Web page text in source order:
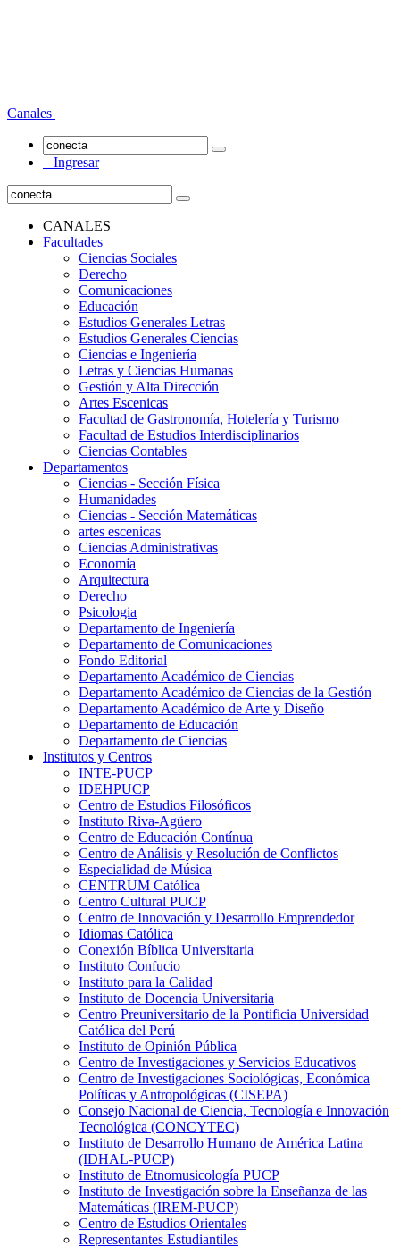
Canales
Ingresar
CANALES
Facultades
Ciencias Sociales
Derecho
Comunicaciones
Educación
Estudios Generales Letras
Estudios Generales Ciencias
Ciencias e Ingeniería
Letras y Ciencias Humanas
Gestión y Alta Dirección
Artes Escenicas
Facultad de Gastronomía, Hotelería y Turismo
Facultad de Estudios Interdisciplinarios
Ciencias Contables
Departamentos
Ciencias - Sección Física
Humanidades
Ciencias - Sección Matemáticas
artes escenicas
Ciencias Administrativas
Economía
Arquitectura
Derecho
Psicologia
Departamento de Ingeniería
Departamento de Comunicaciones
Fondo Editorial
Departamento Académico de Ciencias
Departamento Académico de Ciencias de la Gestión
Departamento Académico de Arte y Diseño
Departamento de Educación
Departamento de Ciencias
Institutos y Centros
INTE-PUCP
IDEHPUCP
Centro de Estudios Filosóficos
Instituto Riva-Agüero
Centro de Educación Contínua
Centro de Análisis y Resolución de Conflictos
Especialidad de Música
CENTRUM Católica
Centro Cultural PUCP
Centro de Innovación y Desarrollo Emprendedor
Idiomas Católica
Conexión Bíblica Universitaria
Instituto Confucio
Instituto para la Calidad
Instituto de Docencia Universitaria
Centro Preuniversitario de la Pontificia Universidad
Católica del Perú
Instituto de Opinión Pública
Centro de Investigaciones y Servicios Educativos
Centro de Investigaciones Sociológicas, Económica
Políticas y Antropológicas (CISEPA)
Consejo Nacional de Ciencia, Tecnología e Innovación
Tecnológica (CONCYTEC)
Instituto de Desarrollo Humano de América Latina
(IDHAL-PUCP)
Instituto de Etnomusicología PUCP
Instituto de Investigación sobre la Enseñanza de las
Matemáticas (IREM-PUCP)
Centro de Estudios Orientales
Representantes Estudiantiles